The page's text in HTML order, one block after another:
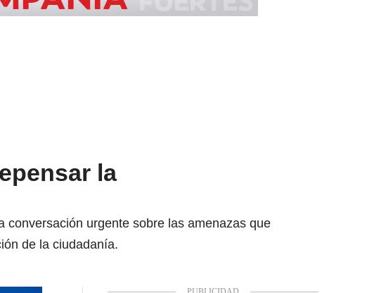
la
urgente sobre las amenazas que
de la ciudadanía.